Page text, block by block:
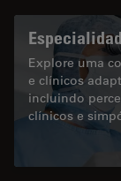
Explore uma
e clínicos
incluindo
clínicos e